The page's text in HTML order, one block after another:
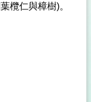
欖仁與樟樹)。